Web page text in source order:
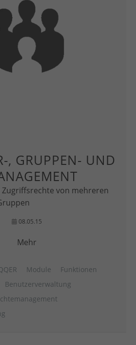
, GRUPPEN- UND
Zugriffsrechte von mehreren
08.05.15
Mehr
Module
Funktionen
Benutzerverwaltung